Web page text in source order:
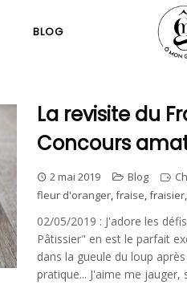
BLOG
La revisite du
Concours
2 mai 2019 Blog
fleur d'oranger,fraise,fraisier,
02/05/2019 : J'adore les
Pâtissier" en est le parfait
dans la gueule du loup
pratique... J'aime me jauger,